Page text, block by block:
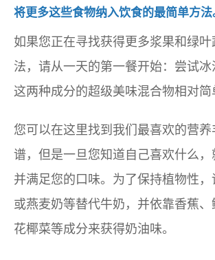
将更多这些食物纳入饮食的最简单方法
如果您正在寻找获得更多浆果和绿叶
法，请从一天的第一餐开始：尝试
这两种成分的超级美味混合物相对简
您可以在这里找到我们最喜欢的营养
谱，但是一旦您知道自己喜欢什么
并满足您的口味。为了保持植物性
或燕麦奶等替代牛奶，并依靠香蕉
花椰菜等成分来获得奶油味。